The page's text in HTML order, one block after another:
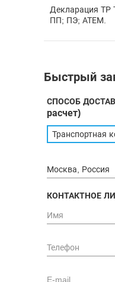
Декларация
ПП; ПЭ; АТЕМ.
Быстрый
СПОСОБ
расчет)
Транспортная
КОНТАКТНОЕ